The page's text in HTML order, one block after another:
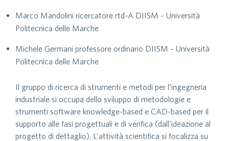
Marco Mandolini ricercatore rtd-A DIISM – Università
Politecnica delle Marche
Michele Germani professore ordinario DIISM – Università
Politecnica delle Marche
Il gruppo di ricerca di strumenti e metodi per l’ingegneria
industriale si occupa dello sviluppo di metodologie e
strumenti software knowledge-based e CAD-based per il
supporto alle fasi progettuali e di verifica (dall’ideazione al
progetto di dettaglio). L’attività scientifica si focalizza su